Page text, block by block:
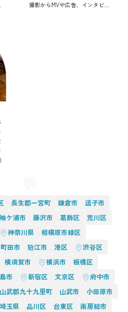
撮影からMVや広告、インタビュ
長生郡一宮町 鎌倉市
逗子市
袖ケ浦市 藤沢市 葛飾区
荒川区
神奈川県
相模原市緑区
町田市 狛江市 港区
渋谷区
横須賀市 横浜市
板橋区
市 新宿区 文京区
府中市
山武郡九十九里町 山武市
小田原市
埼玉県 品川区 台東区
南房総市